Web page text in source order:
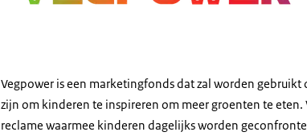
Vegpower is een marketingfonds dat zal worden
zijn om kinderen te inspireren om meer groenten te eten.
reclame waarmee kinderen dagelijks worden